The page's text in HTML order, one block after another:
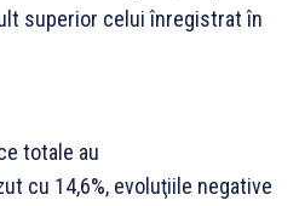
superior celui înregistrat în
totale au
cu 14,6%, evoluţiile negative